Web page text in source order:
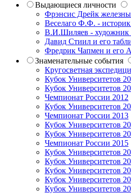
Выдающиеся личности
Фрэнсис Дрейк
Веселаго Ф.Ф. -
В.И.Шиляев - художник
Давид Стиил и его
Фредрик Чапмен и его
Знаменательные события
Кругосветная
Кубок Университетов
Кубок Университетов
Чемпионат России 2012
Кубок Университетов
Чемпионат России 2013
Кубок Университетов
Кубок Университетов
Чемпионат России 2015
Кубок Университетов
Кубок Университетов
Кубок Университетов
Кубок Университетов
Кубок Университетов